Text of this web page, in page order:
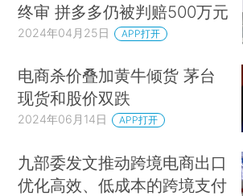
终审 拼多多仍被判赔500万元
2024年04月25日 APP打开
电商杀价叠加黄牛倾货 茅台
现货和股价双跌
2024年06月14日 APP打开
九部委发文推动跨境电商出口
优化高效、低成本的跨境支付